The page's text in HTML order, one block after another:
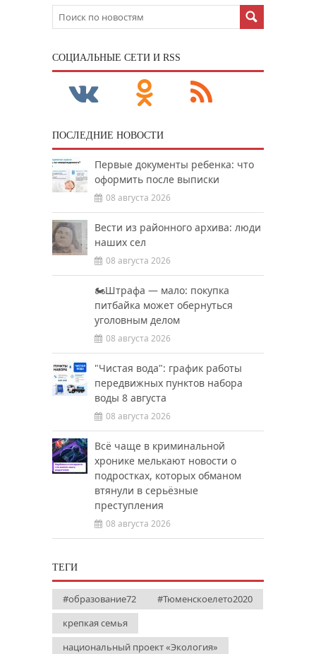
CОЦИАЛЬНЫЕ СЕТИ И RSS
ПОСЛЕДНИЕ НОВОСТИ
Первые документы ребенка: что
оформить после выписки
08 августа 2026
Вести из районного архива: люди
наших сел
08 августа 2026
🏍️Штрафа — мало: покупка
питбайка может обернуться
уголовным делом
08 августа 2026
"Чистая вода": график работы
передвижных пунктов набора
воды 8 августа
08 августа 2026
Всё чаще в криминальной
хронике мелькают новости о
подростках, которых обманом
втянули в серьёзные
преступления
08 августа 2026
ТЕГИ
#образование72
#Тюменскоелето2020
крепкая семья
национальный проект «Экология»